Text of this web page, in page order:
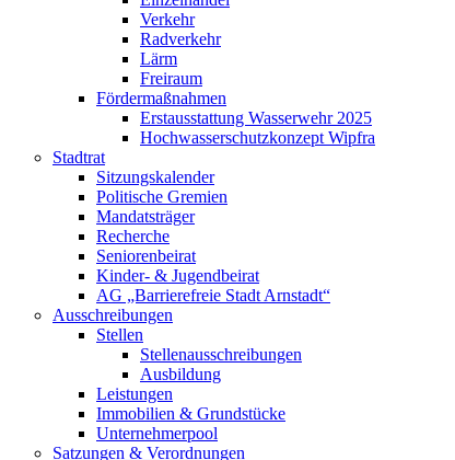
Verkehr
Radverkehr
Lärm
Freiraum
Fördermaßnahmen
Erstausstattung Wasserwehr 2025
Hochwasserschutzkonzept Wipfra
Stadtrat
Sitzungskalender
Politische Gremien
Mandatsträger
Recherche
Seniorenbeirat
Kinder- & Jugendbeirat
AG „Barrierefreie Stadt Arnstadt“
Ausschreibungen
Stellen
Stellenausschreibungen
Ausbildung
Leistungen
Immobilien & Grundstücke
Unternehmerpool
Satzungen & Verordnungen